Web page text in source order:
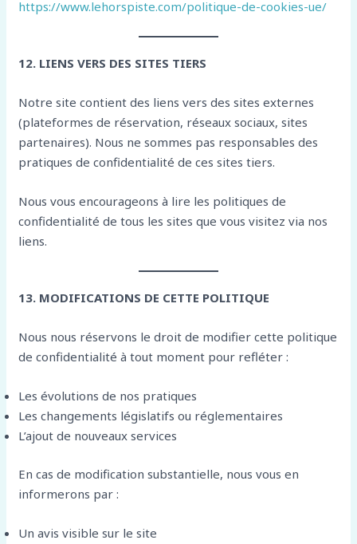
https://www.lehorspiste.com/politique-de-cookies-ue/
12. LIENS VERS DES SITES TIERS
Notre site contient des liens vers des sites externes
(plateformes de réservation, réseaux sociaux, sites
partenaires). Nous ne sommes pas responsables des
pratiques de confidentialité de ces sites tiers.
Nous vous encourageons à lire les politiques de
confidentialité de tous les sites que vous visitez via nos
liens.
13. MODIFICATIONS DE CETTE POLITIQUE
Nous nous réservons le droit de modifier cette politique
de confidentialité à tout moment pour refléter :
Les évolutions de nos pratiques
Les changements législatifs ou réglementaires
L’ajout de nouveaux services
En cas de modification substantielle, nous vous en
informerons par :
Un avis visible sur le site